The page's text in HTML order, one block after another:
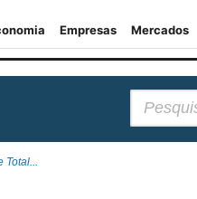
Total...